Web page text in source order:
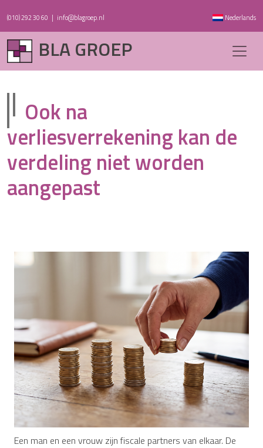
(010) 292 30 60 | info@blagroep.nl Nederlands
BLA GROEP
Ook na
verliesverrekening kan de
verdeling niet worden
aangepast
Een man en een vrouw zijn fiscale partners van elkaar. De